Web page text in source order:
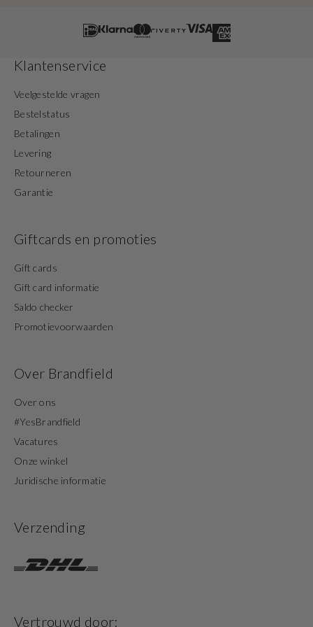
Klantenservice
Veelgestelde vragen
Bestelstatus
Betalingen
Levering
Retourneren
Garantie
Giftcards en promoties
Gift cards
Gift card informatie
Saldo checker
Promotievoorwaarden
Over Brandfield
Over ons
#YesBrandfield
Vacatures
Onze winkel
Juridische informatie
Verzending
Vertrouwd door: